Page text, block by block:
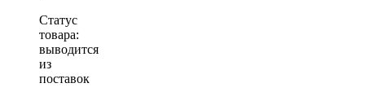
Статус
товара:
выводится
из
поставок